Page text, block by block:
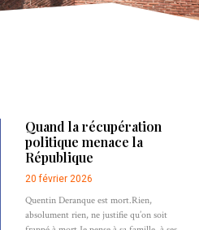
Quand la récupération
politique menace la
République
20 février 2026
Quentin Deranque est mort.Rien,
absolument rien, ne justifie qu’on soit